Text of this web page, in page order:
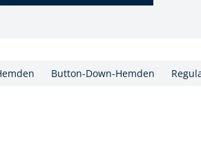
Button-Down-Hemden